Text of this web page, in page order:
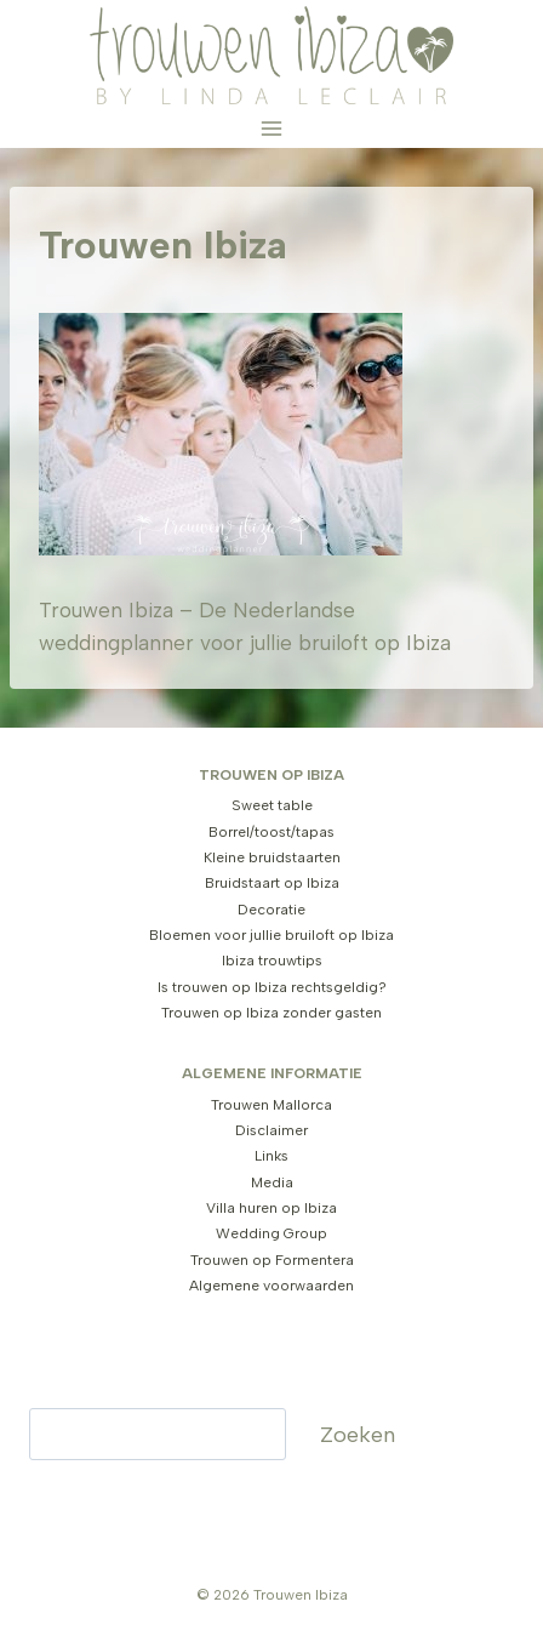
Trouwen Ibiza
Trouwen Ibiza – De Nederlandse
weddingplanner voor jullie bruiloft op Ibiza
TROUWEN OP IBIZA
Sweet table
Borrel/toost/tapas
Kleine bruidstaarten
Bruidstaart op Ibiza
Decoratie
Bloemen voor jullie bruiloft op Ibiza
Ibiza trouwtips
Is trouwen op Ibiza rechtsgeldig?
Trouwen op Ibiza zonder gasten
ALGEMENE INFORMATIE
Trouwen Mallorca
Disclaimer
Links
Media
Villa huren op Ibiza
Wedding Group
Trouwen op Formentera
Algemene voorwaarden
Zoeken
© 2026 Trouwen Ibiza